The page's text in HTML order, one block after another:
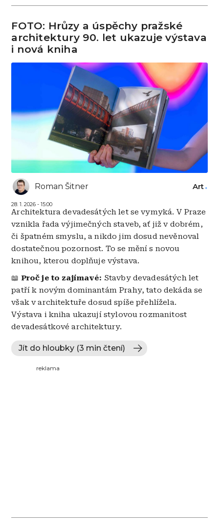
FOTO: Hrůzy a úspěchy pražské
architektury 90. let ukazuje výstava
i nová kniha
Roman Šitner
28. 1. 2026 - 15:00
Art
Architektura devadesátých let se vymyká. V Praze
vznikla řada výjimečných staveb, ať již v dobrém,
či špatném smyslu, a nikdo jim dosud nevěnoval
dostatečnou pozornost. To se mění s novou
knihou, kterou doplňuje výstava.
📖 Proč je to zajímavé: Stavby devadesátých let
patří k novým dominantám Prahy, tato dekáda se
však v architektuře dosud spíše přehlížela.
Výstava i kniha ukazují stylovou rozmanitost
devadesátkové architektury.
Jít do hloubky (3 min čtení)
reklama